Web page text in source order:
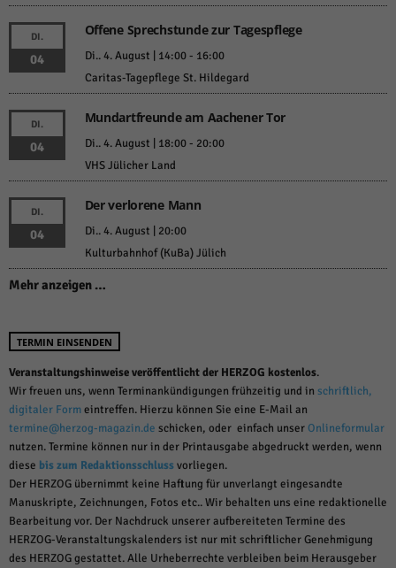
DI.
04
Offene Sprechstunde zur Tagespflege
Di.. 4. August | 14:00- 16:00
Caritas-Tagepflege St. Hildegard
DI.
04
Mundartfreunde am Aachener Tor
Di.. 4. August | 18:00- 20:00
VHS Jülicher Land
DI.
04
Der verlorene Mann
Di.. 4. August | 20:00
Kulturbahnhof (KuBa) Jülich
Mehr anzeigen …
TERMIN EINSENDEN
Veranstaltungshinweise veröffentlicht der HERZOG kostenlos.
Wir freuen uns, wenn Terminankündigungen frühzeitig und in schriftlich,
digitaler Formeintreffen. Hierzu können Sie eine E-Mail an
termine@herzog-magazin.de schicken, oder einfach unserOnlineformular
nutzen. Termine können nur in der Printausgabe abgedruckt werden, wenn
diese bis zum Redaktionsschlussvorliegen.
Der HERZOG übernimmt keine Haftung für unverlangt eingesandte
Manuskripte, Zeichnungen, Fotos etc.. Wir behalten uns eine redaktionelle
Bearbeitung vor. Der Nachdruck unserer aufbereiteten Termine des
HERZOG-Veranstaltungskalenders ist nur mit schriftlicher Genehmigung
des HERZOG gestattet. Alle Urheberrechte verbleiben beim Herausgeber